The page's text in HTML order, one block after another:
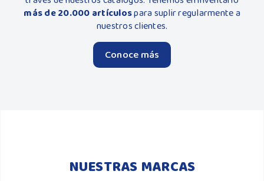
más de 20.000 artículospara suplir regularmente a
nuestros clientes.
Conoce más
NUESTRAS MARCAS